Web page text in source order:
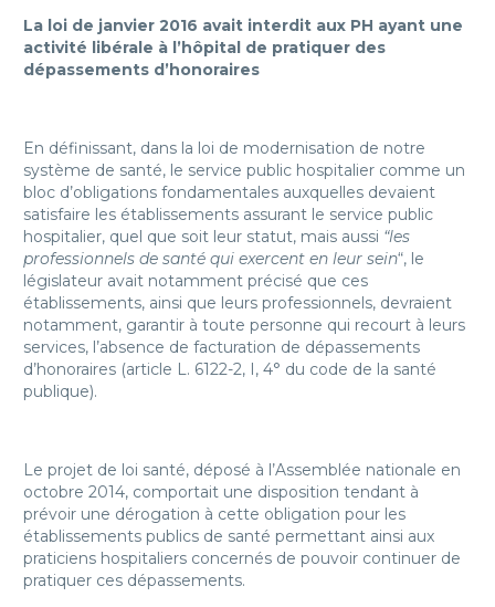
La loi de janvier 2016 avait interdit aux PH ayant une
activité libérale à l’hôpital de pratiquer des
dépassements d’honoraires
En définissant, dans la loi de modernisation de notre
système de santé, le service public hospitalier comme un
bloc d’obligations fondamentales auxquelles devaient
satisfaire les établissements assurant le service public
hospitalier, quel que soit leur statut, mais aussi “les
professionnels de santé qui exercent en leur sein“, le
législateur avait notamment précisé que ces
établissements, ainsi que leurs professionnels, devraient
notamment, garantir à toute personne qui recourt à leurs
services, l’absence de facturation de dépassements
d’honoraires (article L. 6122-2, I, 4° du code de la santé
publique).
Le projet de loi santé, déposé à l’Assemblée nationale en
octobre 2014, comportait une disposition tendant à
prévoir une dérogation à cette obligation pour les
établissements publics de santé permettant ainsi aux
praticiens hospitaliers concernés de pouvoir continuer de
pratiquer ces dépassements.